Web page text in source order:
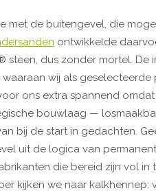
met de buitengevel, die
ontwikkelde
steen, dus zonder mortel.
wij als
ons extra spannend
bouwlaag —
bij de start in gedachten.
uit de logica van
die bereid zijn vol in
kijken we naar